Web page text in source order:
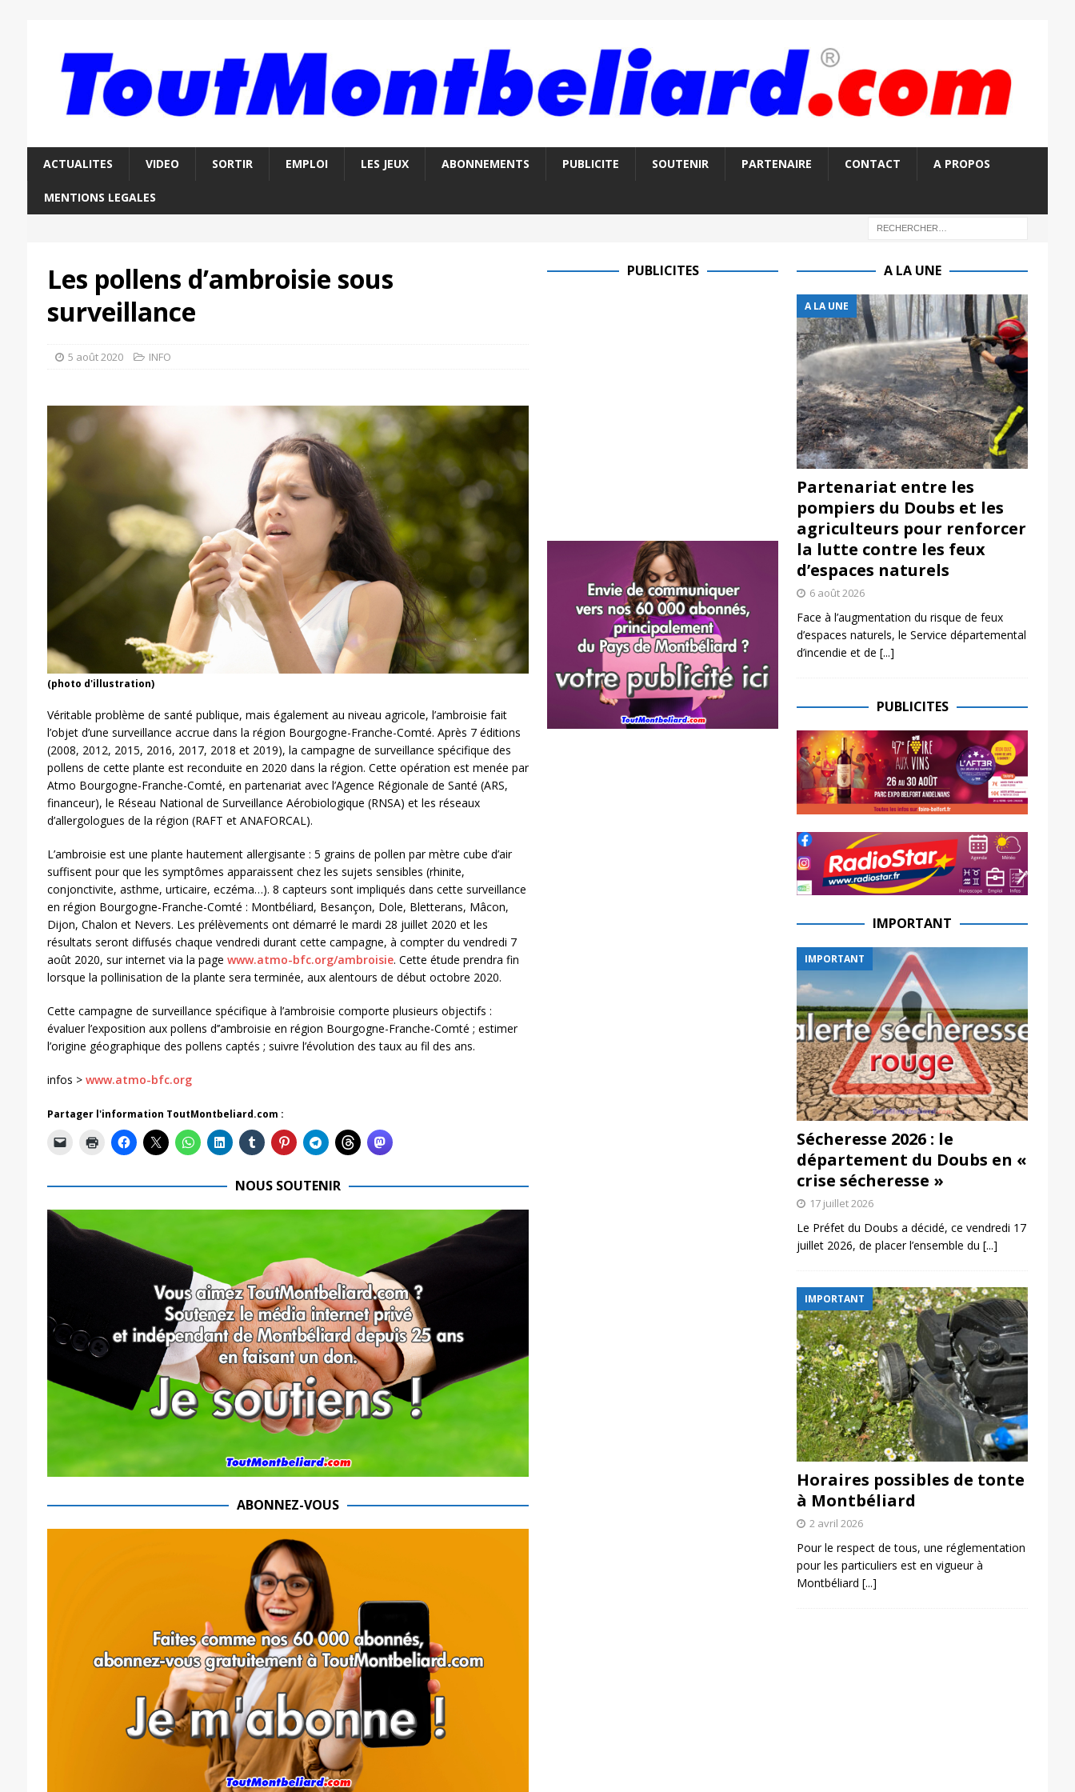
ACTUALITES VIDEO SORTIR EMPLOI LES JEUX ABONNEMENTS PUBLICITE SOUTENIR PARTENAIRE CONTACT A PROPOS
MENTIONS LEGALES
Les pollens d’ambroisie sous
surveillance
5 août 2020 INFO
(photo d'illustration)
Véritable problème de santé publique, mais également au niveau agricole, l’ambroisie fait
l’objet d’une surveillance accrue dans la région Bourgogne-Franche-Comté. Après 7 éditions
(2008, 2012, 2015, 2016, 2017, 2018 et 2019), la campagne de surveillance spécifique des
pollens de cette plante est reconduite en 2020 dans la région. Cette opération est menée par
Atmo Bourgogne-Franche-Comté, en partenariat avec l’Agence Régionale de Santé (ARS,
financeur), le Réseau National de Surveillance Aérobiologique (RNSA) et les réseaux
d’allergologues de la région (RAFT et ANAFORCAL).
L’ambroisie est une plante hautement allergisante : 5 grains de pollen par mètre cube d’air
suffisent pour que les symptômes apparaissent chez les sujets sensibles (rhinite,
conjonctivite, asthme, urticaire, eczéma…). 8 capteurs sont impliqués dans cette surveillance
en région Bourgogne-Franche-Comté : Montbéliard, Besançon, Dole, Bletterans, Mâcon,
Dijon, Chalon et Nevers. Les prélèvements ont démarré le mardi 28 juillet 2020 et les
résultats seront diffusés chaque vendredi durant cette campagne, à compter du vendredi 7
août 2020, sur internet via la page www.atmo-bfc.org/ambroisie. Cette étude prendra fin
lorsque la pollinisation de la plante sera terminée, aux alentours de début octobre 2020.
Cette campagne de surveillance spécifique à l’ambroisie comporte plusieurs objectifs :
évaluer l’exposition aux pollens d’’ambroisie en région Bourgogne-Franche-Comté ; estimer
l’origine géographique des pollens captés ; suivre l’évolution des taux au fil des ans.
infos > www.atmo-bfc.org
Partager l'information ToutMontbeliard.com :
NOUS SOUTENIR
ABONNEZ-VOUS
PUBLICITES A LA UNE
A LA UNE
Partenariat entre les
pompiers du Doubs et les
agriculteurs pour renforcer
la lutte contre les feux
d’espaces naturels
6 août 2026
Face à l’augmentation du risque de feux
d’espaces naturels, le Service départemental
d’incendie et de [...]
PUBLICITES
IMPORTANT
IMPORTANT
Sécheresse 2026 : le
département du Doubs en «
crise sécheresse »
17 juillet 2026
Le Préfet du Doubs a décidé, ce vendredi 17
juillet 2026, de placer l’ensemble du [...]
IMPORTANT
Horaires possibles de tonte
à Montbéliard
2 avril 2026
Pour le respect de tous, une réglementation
pour les particuliers est en vigueur à
Montbéliard [...]